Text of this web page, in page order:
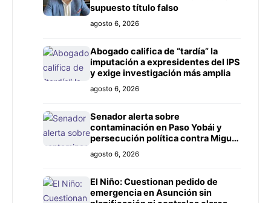
supuesto título falso
agosto 6, 2026
Abogado califica de “tardía” la
imputación a expresidentes del IPS
y exige investigación más amplia
agosto 6, 2026
Senador alerta sobre
contaminación en Paso Yobái y
persecución política contra Miguel
Prieto
agosto 6, 2026
El Niño: Cuestionan pedido de
emergencia en Asunción sin